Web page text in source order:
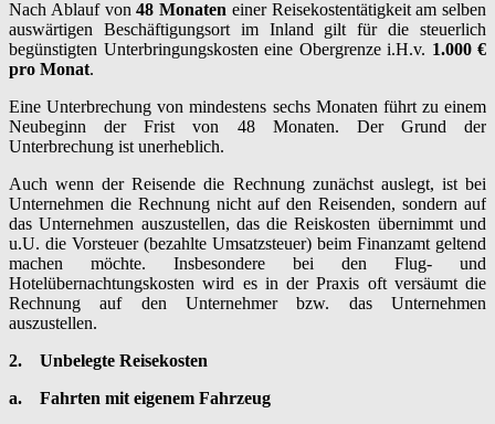
Nach Ablauf von48 Monaten einer Reisekostentätigkeit am selben
auswärtigen Beschäftigungsort im Inland gilt für die steuerlich
begünstigten Unterbringungskosten eine Obergrenze i.H.v. 1.000 €
pro Monat.
Eine Unterbrechung von mindestens sechs Monaten führt zu einem
Neubeginn der Frist von 48 Monaten. Der Grund der
Unterbrechung ist unerheblich.
Auch wenn der Reisende die Rechnung zunächst auslegt, ist bei
Unternehmen die Rechnung nicht auf den Reisenden, sondern auf
das Unternehmen auszustellen, das die Reiskosten übernimmt und
u.U. die Vorsteuer (bezahlte Umsatzsteuer) beim Finanzamt geltend
machen möchte. Insbesondere bei den Flug- und
Hotelübernachtungskosten wird es in der Praxis oft versäumt die
Rechnung auf den Unternehmer bzw. das Unternehmen
auszustellen.
2. Unbelegte Reisekosten
a. Fahrten mit eigenem Fahrzeug